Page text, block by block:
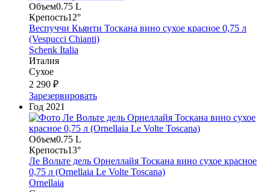
Объем0.75 L
Крепость12°
Веспуччи Кьянти Тоскана вино сухое красное 0,75 л
(Vespucci Chianti)
Schenk Italia
Италия
Сухое
2 290 ₽
Зарезервировать
Год 2021
Объем0.75 L
Крепость13°
Ле Вольте дель Орнеллайя Тоскана вино сухое красное
0,75 л (Ornellaia Le Volte Toscana)
Ornellaia